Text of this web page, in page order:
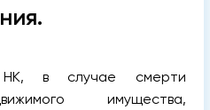
в случае смерти
имущества,